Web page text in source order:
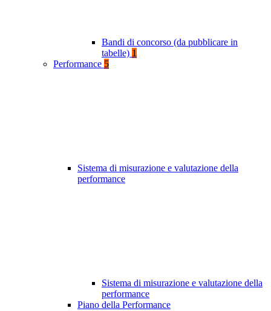
Bandi di concorso (da pubblicare in
tabelle) 1
Performance 5
Sistema di misurazione e valutazione della
performance
Sistema di misurazione e valutazione della
performance
Piano della Performance